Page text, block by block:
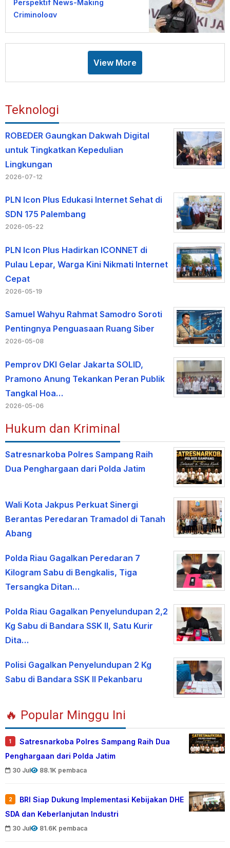
Perspektif News-Making
Criminology
View More
Teknologi
ROBEDER Gaungkan Dakwah Digital
untuk Tingkatkan Kepedulian
Lingkungan
2026-07-12
PLN Icon Plus Edukasi Internet Sehat di
SDN 175 Palembang
2026-05-22
PLN Icon Plus Hadirkan ICONNET di
Pulau Lepar, Warga Kini Nikmati Internet
Cepat
2026-05-19
Samuel Wahyu Rahmat Samodro Soroti
Pentingnya Penguasaan Ruang Siber
2026-05-08
Pemprov DKI Gelar Jakarta SOLID,
Pramono Anung Tekankan Peran Publik
Tangkal Hoa…
2026-05-06
Hukum dan Kriminal
Satresnarkoba Polres Sampang Raih
Dua Penghargaan dari Polda Jatim
Wali Kota Jakpus Perkuat Sinergi
Berantas Peredaran Tramadol di Tanah
Abang
Polda Riau Gagalkan Peredaran 7
Kilogram Sabu di Bengkalis, Tiga
Tersangka Ditan…
Polda Riau Gagalkan Penyelundupan 2,2
Kg Sabu di Bandara SSK II, Satu Kurir
Dita…
Polisi Gagalkan Penyelundupan 2 Kg
Sabu di Bandara SSK II Pekanbaru
🔥 Popular Minggu Ini
1
Satresnarkoba Polres Sampang Raih Dua
Penghargaan dari Polda Jatim
30 Jul 88.1K pembaca
2
BRI Siap Dukung Implementasi Kebijakan DHE
SDA dan Keberlanjutan Industri
30 Jul 81.6K pembaca